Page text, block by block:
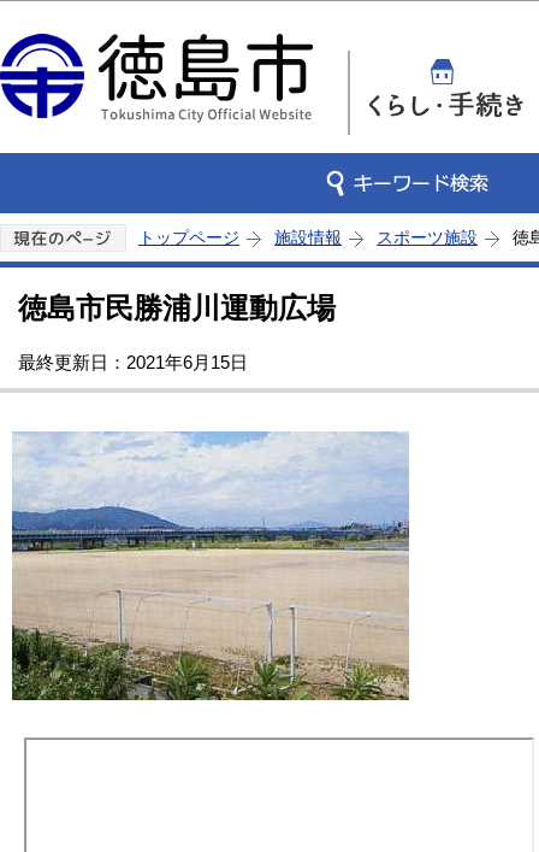
トップページ 施設情報 スポーツ施設 徳
徳島市民勝浦川運動広場
最終更新日：2021年6月15日